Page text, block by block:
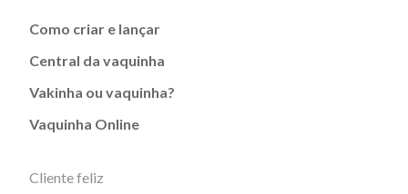
Como criar e lançar
Central da vaquinha
Vakinha ou vaquinha?
Vaquinha Online
Cliente feliz